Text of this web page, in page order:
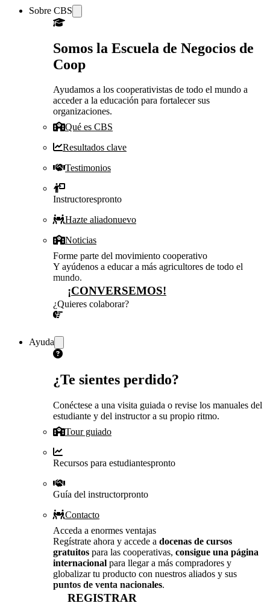
Sobre CBS
Somos la Escuela de Negocios de
Coop
Ayudamos a los cooperativistas de todo el mundo a
acceder a la educación para fortalecer sus
organizaciones.
Qué es CBS
Resultados clave
Testimonios
Instructorespronto
Hazte aliadonuevo
Noticias
Forme parte del movimiento cooperativo
Y ayúdenos a educar a más agricultores de todo el
mundo.
¡CONVERSEMOS!
¿Quieres colaborar?
Ayuda
¿Te sientes perdido?
Conéctese a una visita guiada o revise los manuales del
estudiante y del instructor a su propio ritmo.
Tour guiado
Recursos para estudiantespronto
Guía del instructorpronto
Contacto
Acceda a enormes ventajas
Regístrate ahora y accede a docenas de cursos
gratuitos para las cooperativas, consigue una página
internacional para llegar a más compradores y
globalizar tu producto con nuestros aliados y sus
puntos de venta nacionales.
REGISTRAR